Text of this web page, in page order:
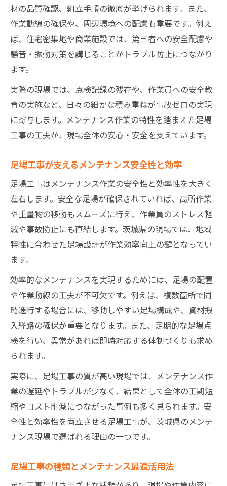
足場工事の工程管理が複数工事を成功へ導
く
現場の生産性向上に寄与する足場工事の工夫
足場工事の工夫が生産性向上に直結する理
現場作業を助ける最新足場工事技術の紹介
足場工事計画で現場効率を最大化する方法
安全確保と生産性を両立する足場工事の工
夫
現場課題を解決する足場工事の実践ノウハ
材の品質確認、組立手順の徹底が挙げられます。また、
作業動線の確保や、周辺環境への配慮も重要です。例え
ば、住宅密集地や商業施設では、第三者への安全配慮や
騒音・振動対策を講じることがトラブル防止につながり
ます。
実際の現場では、点検記録の残存や、作業員への安全教
育の実施など、日々の細かな積み重ねが事故ゼロの実現
に寄与します。メンテナンス作業の特性を踏まえた足場
工事の工夫が、現場全体の安心・安全を支えています。
足場工事が支えるメンテナンス安全性と効率
足場工事はメンテナンス作業の安全性と効率性を大きく
左右します。安全な足場が確保されていれば、高所作業
や重量物の移動もスムーズに行え、作業員のストレス軽
減や事故防止にも直結します。茨城県の現場では、地域
特性に合わせた足場設計が作業効率向上の鍵となってい
ます。
効率的なメンテナンスを実現するためには、足場の配置
や作業動線の工夫が不可欠です。例えば、複数箇所で同
時進行する場合には、移動しやすい足場構成や、資材搬
入経路の確保が重要となります。また、定期的な足場点
検を行い、異常があれば即時対応する体制づくりも求め
られます。
実際に、足場工事の質が高い現場では、メンテナンス作
業の遅延やトラブルが少なく、結果として全体の工期短
縮やコスト削減につながった事例も多く見られます。安
全性と効率性を両立させる足場工事が、茨城県のメンテ
ナンス現場で選ばれる理由の一つです。
足場工事の種類とメンテナンス最適活用法